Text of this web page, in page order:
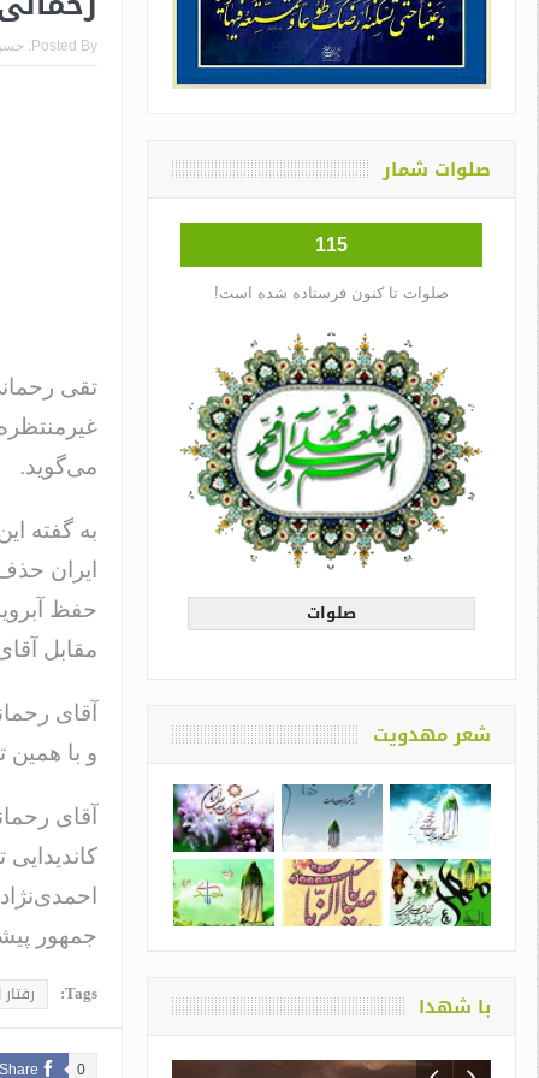
Posted By:
تقی
می‌گوید.
به گفته
ایران
حفظ
مقابل
آقای
و با همین
آقای
جمهور
Tags:
Share 0
صلوات شمار
115
صلوات تا کنون فرستاده شده است!
صلوات
شعر مهدویت
با شهدا